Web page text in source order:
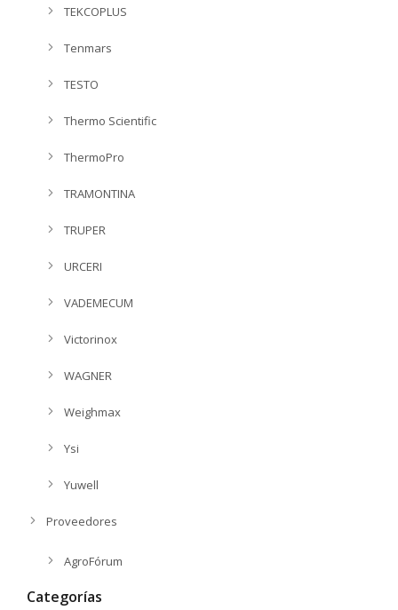
TEKCOPLUS
Tenmars
TESTO
Thermo Scientific
ThermoPro
TRAMONTINA
TRUPER
URCERI
VADEMECUM
Victorinox
WAGNER
Weighmax
Ysi
Yuwell
Proveedores
AgroFórum
Categorías